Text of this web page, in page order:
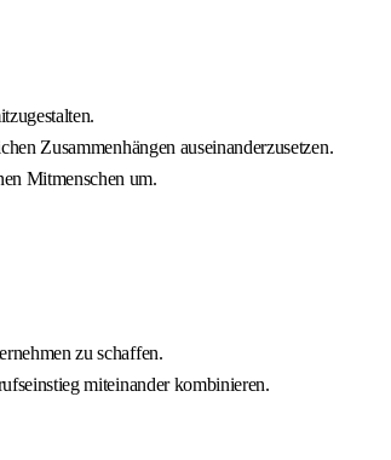
Zusammenhängen auseinanderzusetzen.
Mitmenschen um.
zu schaffen.
miteinander kombinieren.